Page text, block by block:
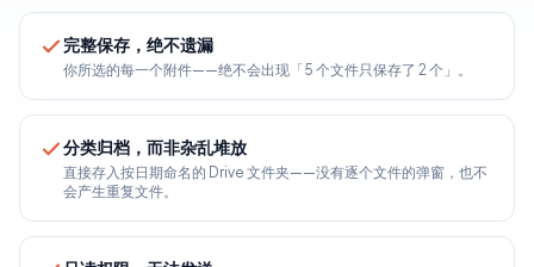
完整保存，绝不遗漏
你所选的每一个附件——绝不会出现「5 个文件只保存了 2 个」。
分类归档，而非杂乱堆放
直接存入按日期命名的 Drive 文件夹——没有逐个文件的弹窗，也不
会产生重复文件。